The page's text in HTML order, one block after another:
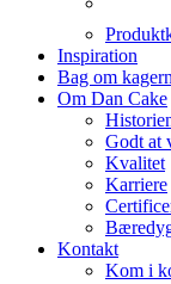
Inspiration
Bag om
Om Dan Cake
Godt at
Kvalitet
Karriere
Kontakt
Kom i